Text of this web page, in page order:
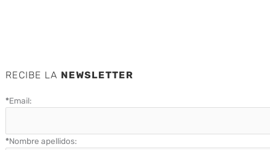
RECIBE LA NEWSLETTER
*Email:
*Nombre apellidos: